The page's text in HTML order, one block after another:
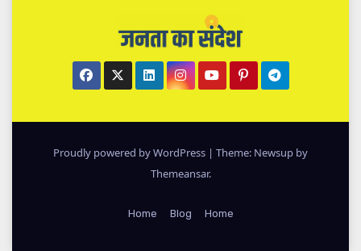
Proudly powered by WordPress | Theme: Newsup by
Themeansar.
Home Blog Home